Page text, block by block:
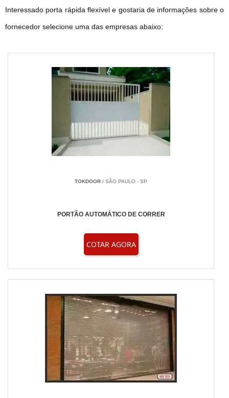
Interessado porta rápida flexível e gostaria de informações sobre o
fornecedor selecione uma das empresas abaixo:
TOKDOOR / SÃO PAULO - SP
PORTÃO AUTOMÁTICO DE CORRER
COTAR AGORA